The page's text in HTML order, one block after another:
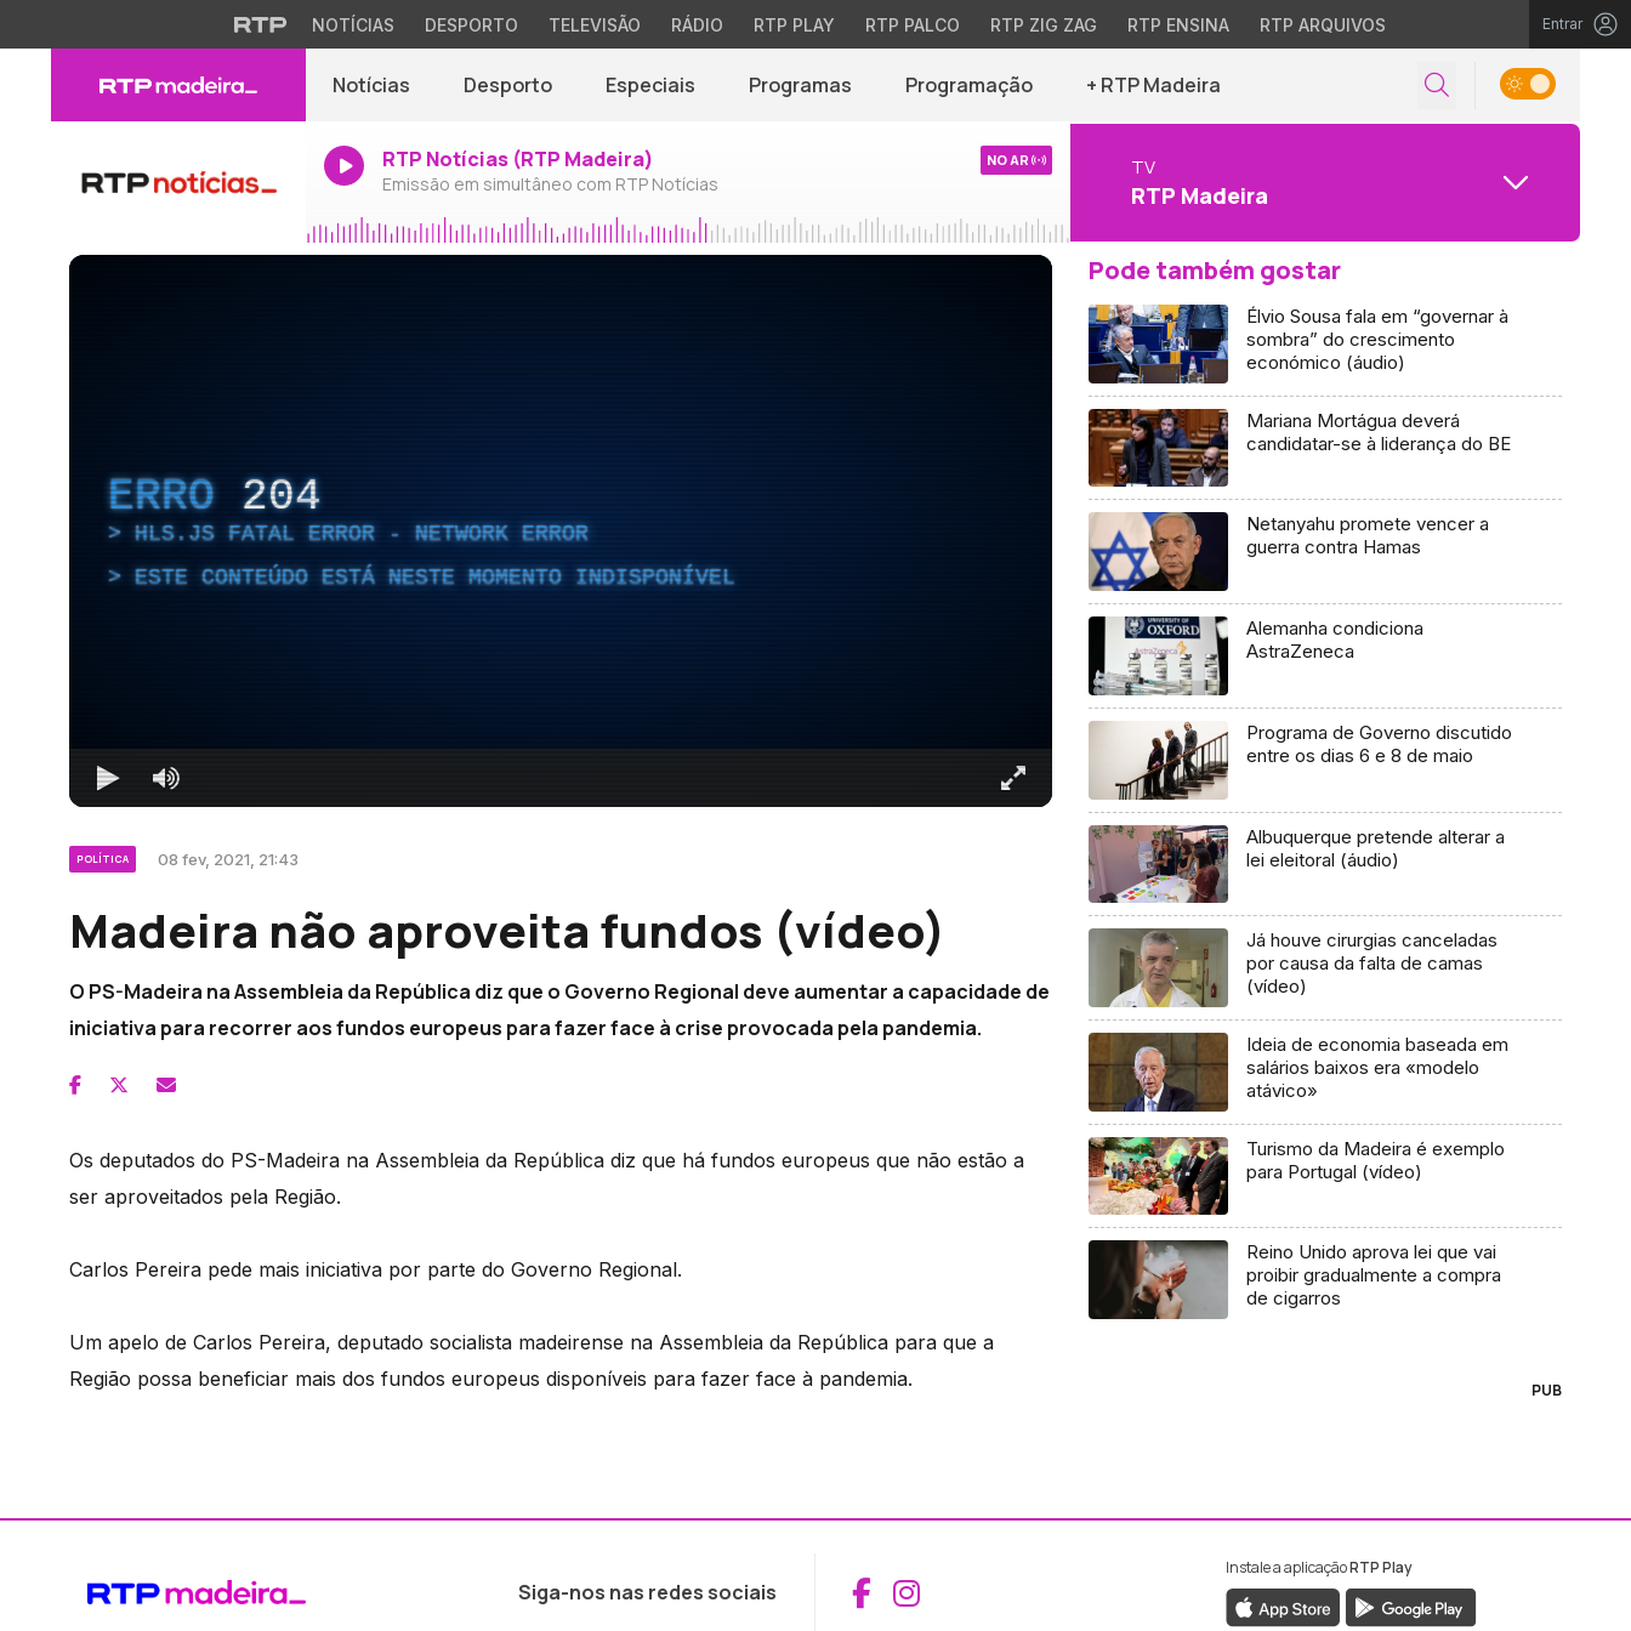
NOTÍCIAS DESPORTO TELEVISÃO RÁDIO RTP PLAY RTP PALCO RTP ZIG ZAG RTP ENSINA RTP ARQUIVOS Entrar
Notícias Desporto Especiais Programas Programação + RTP Madeira
RTP Notícias (RTP Madeira)
Emissão em simultâneo com RTP Notícias
NO AR TV
RTP Madeira
ERRO 204
HLS.JS FATAL ERROR - NETWORK ERROR
ESTE CONTEÚDO ESTÁ NESTE MOMENTO INDISPONÍVEL
POLÍTICA 08 fev, 2021, 21:43
Madeira não aproveita fundos (vídeo)
O PS-Madeira na Assembleia da República diz que o Governo Regional deve aumentar a capacidade de
iniciativa para recorrer aos fundos europeus para fazer face à crise provocada pela pandemia.
Os deputados do PS-Madeira na Assembleia da República diz que há fundos europeus que não estão a
ser aproveitados pela Região.
Carlos Pereira pede mais iniciativa por parte do Governo Regional.
Um apelo de Carlos Pereira, deputado socialista madeirense na Assembleia da República para que a
Região possa beneficiar mais dos fundos europeus disponíveis para fazer face à pandemia.
Pode também gostar
Élvio Sousa fala em “governar à
sombra” do crescimento
económico (áudio)
Mariana Mortágua deverá
candidatar-se à liderança do BE
Netanyahu promete vencer a
guerra contra Hamas
Alemanha condiciona
AstraZeneca
Programa de Governo discutido
entre os dias 6 e 8 de maio
Albuquerque pretende alterar a
lei eleitoral (áudio)
Já houve cirurgias canceladas
por causa da falta de camas
(vídeo)
Ideia de economia baseada em
salários baixos era «modelo
atávico»
Turismo da Madeira é exemplo
para Portugal (vídeo)
Reino Unido aprova lei que vai
proibir gradualmente a compra
de cigarros
PUB
Siga-nos nas redes sociais Aceder ao Facebook da RTP Madeira
Aceder ao Instagram da RTP Madeira
Instale a aplicaçãoRTP Play